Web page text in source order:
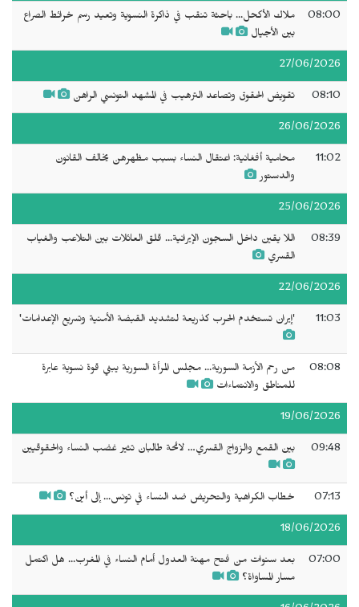
08:00
ملاك الأكحل... باحثة تنقب في ذاكرة النسوية وتعيد رسم خرائط الصراع
بين الأجيال
27/06/2026
08:10 تقويض الحقوق وتصاعد الترهيب في المشهد التونسي الراهن
26/06/2026
11:02
محامية أفغانية: اعتقال النساء بسبب مظهرهن يخالف القانون
والدستور
25/06/2026
08:39
اللا يقين داخل السجون الإيرانية... قلق العائلات بين التلاعب والغياب
القسري
22/06/2026
11:03 'إيران تستخدم الحرب كذريعة لتشديد القبضة الأمنية وتسريع الإعدامات'
08:08
من رحم الأزمة السورية... مجلس المرأة السورية يبني قوة نسوية عابرة
للمناطق والانتماءات
19/06/2026
09:48 بين القمع والزواج القسري… لائحة طالبان تثير غضب النساء والحقوقيين
07:13 خطاب الكراهية والتحريض ضد النساء في تونس... إلى أين؟
18/06/2026
07:00
بعد سنوات من فتح مهنة العدول أمام النساء في المغرب... هل اكتمل
مسار المساواة؟